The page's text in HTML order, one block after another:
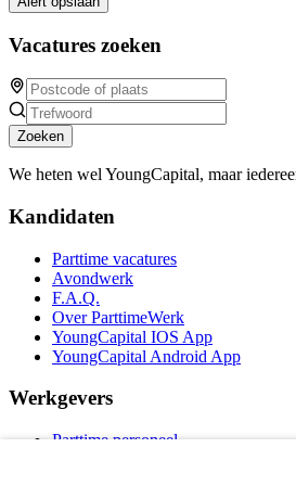
Vacatures zoeken
Zoeken
We heten wel YoungCapital, maar
Kandidaten
Parttime vacatures
Avondwerk
F.A.Q.
Over ParttimeWerk
YoungCapital IOS App
YoungCapital Android App
Werkgevers
Parttime personeel